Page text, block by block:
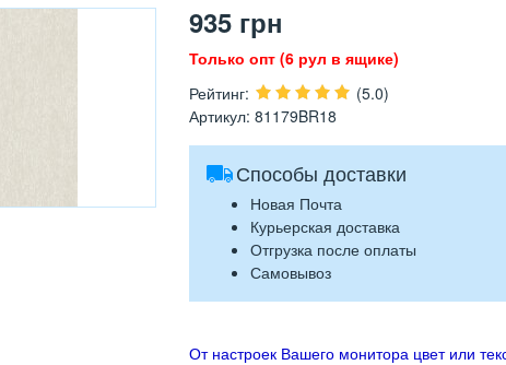
935 грн
Только опт (6 рул в ящике)
Рейтинг:
(5.0)
Артикул: 81179BR18
Способы доставки
Новая Почта
Курьерская доставка
Отгрузка после оплаты
Самовывоз
От настроек Вашего монитора цвет или